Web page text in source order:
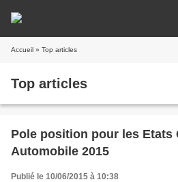
Accueil » Top articles
Top articles
Pole position pour les Etats
Automobile 2015
Publié le 10/06/2015 à 10:38